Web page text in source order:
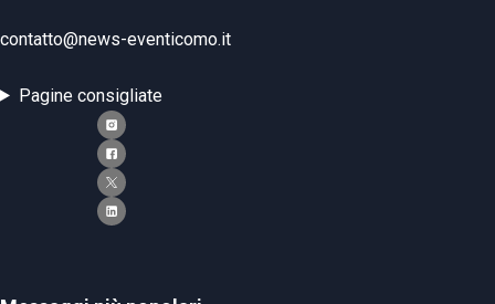
contatto@news-eventicomo.it
Pagine consigliate